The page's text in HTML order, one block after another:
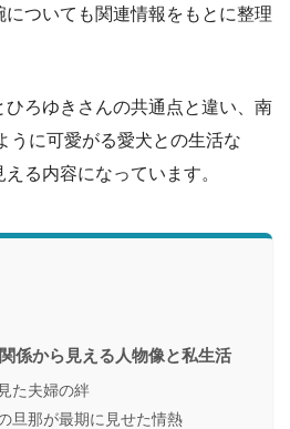
ついても関連情報をもとに整理
ひろゆきさんの共通点と違い、南
うに可愛がる愛犬との生活な
る内容になっています。
係から見える人物像と私生活
た夫婦の絆
旦那が最期に見せた情熱